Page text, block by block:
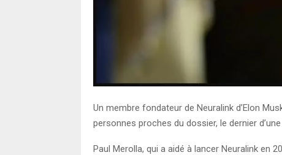
Un membre fondateur de Neuralink d’Elon
personnes proches du dossier, le dernier
Paul Merolla, qui a aidé à lancer Neuralink en